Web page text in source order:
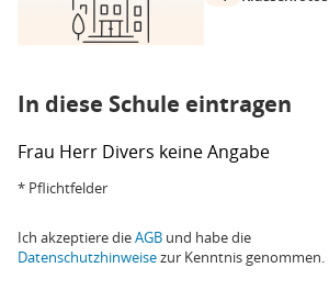
In diese Schule eintragen
Frau Herr Divers keine Angabe
* Pflichtfelder
Ich akzeptiere dieAGB und habe die
Datenschutzhinweisezur Kenntnis genommen.